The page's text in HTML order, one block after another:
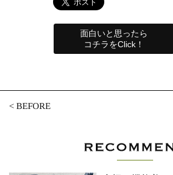
面白いと思ったら
コチラをClick！
<BEFORE